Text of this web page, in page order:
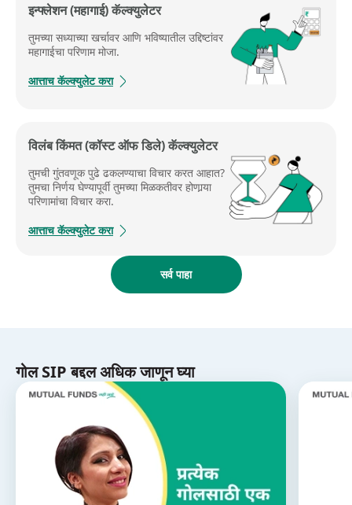
इन्फ्लेशन (महागाई) कॅल्क्युलेटर
तुमच्या सध्याच्या खर्चावर आणि भविष्यातील उद्दिष्टांवर
महागाईचा परिणाम मोजा.
आत्ताच कॅल्क्युलेट करा
विलंब किंमत (कॉस्ट ऑफ डिले) कॅल्क्युलेटर
तुमची गुंतवणूक पुढे ढकलण्याचा विचार करत आहात?
तुमचा निर्णय घेण्यापूर्वी तुमच्या मिळकतीवर होणार्‍या
परिणामांचा विचार करा.
आत्ताच कॅल्क्युलेट करा
सर्व पाहा
गोल SIP बद्दल अधिक जाणून घ्या